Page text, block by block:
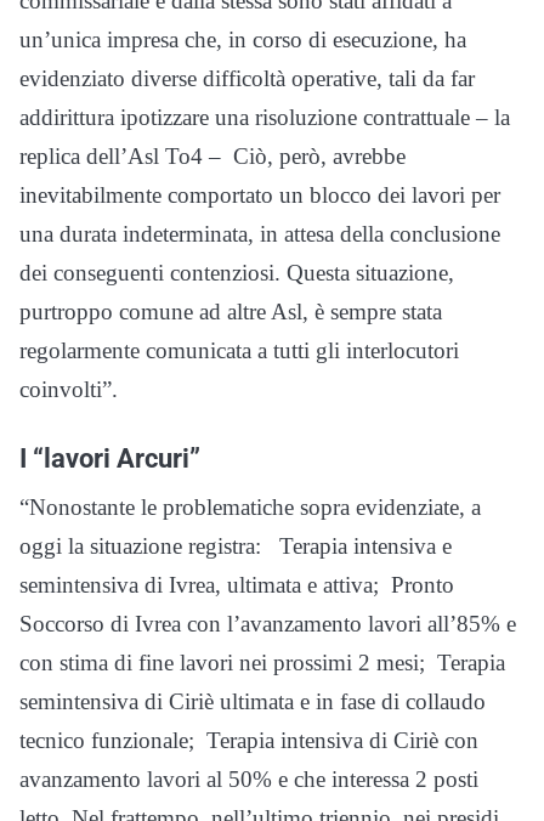
un’unica impresa che, in corso di esecuzione, ha
evidenziato diverse difficoltà operative, tali da far
addirittura ipotizzare una risoluzione contrattuale – la
replica dell’Asl To4 – Ciò, però, avrebbe
inevitabilmente comportato un blocco dei lavori per
una durata indeterminata, in attesa della conclusione
dei conseguenti contenziosi. Questa situazione,
purtroppo comune ad altre Asl, è sempre stata
regolarmente comunicata a tutti gli interlocutori
coinvolti”.
I “lavori Arcuri”
“Nonostante le problematiche sopra evidenziate, a
oggi la situazione registra: Terapia intensiva e
semintensiva di Ivrea, ultimata e attiva; Pronto
Soccorso di Ivrea con l’avanzamento lavori all’85% e
con stima di fine lavori nei prossimi 2 mesi; Terapia
semintensiva di Ciriè ultimata e in fase di collaudo
tecnico funzionale; Terapia intensiva di Ciriè con
avanzamento lavori al 50% e che interessa 2 posti